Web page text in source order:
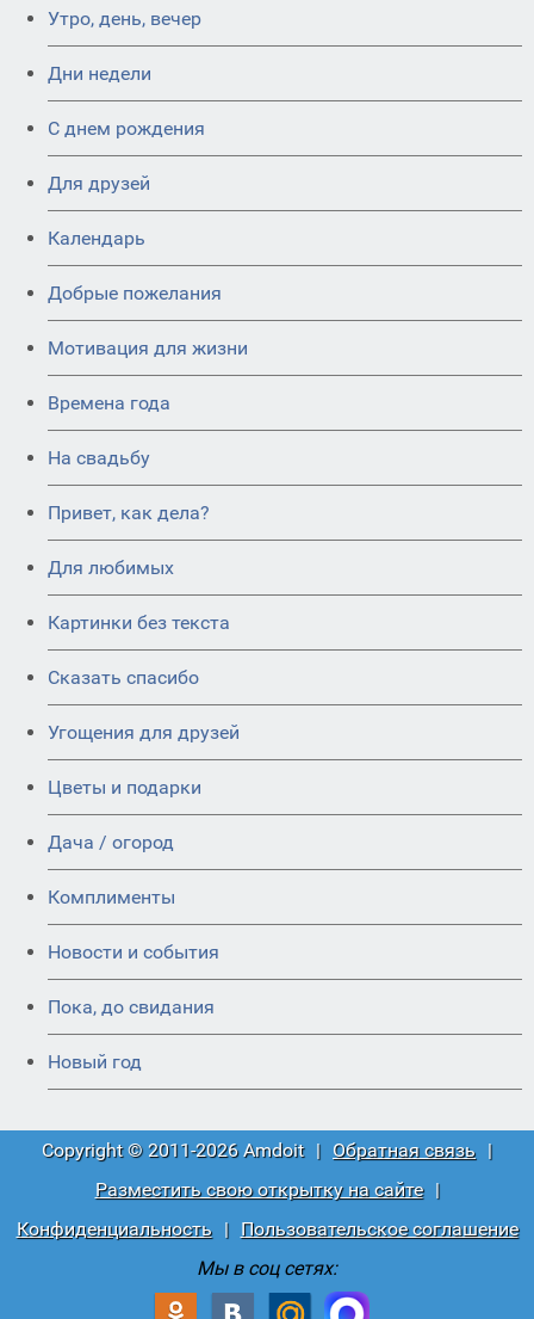
Утро, день, вечер
Дни недели
C днем рождения
Для друзей
Календарь
Добрые пожелания
Мотивация для жизни
Времена года
На свадьбу
Привет, как дела?
Для любимых
Картинки без текста
Сказать спасибо
Угощения для друзей
Цветы и подарки
Дача / огород
Комплименты
Новости и события
Пока, до свидания
Новый год
Copyright © 2011-2026 Amdoit | Обратная связь |
Разместить свою открытку на сайте
|
Конфиденциальность
|
Пользовательское соглашение
Мы в соц сетях: